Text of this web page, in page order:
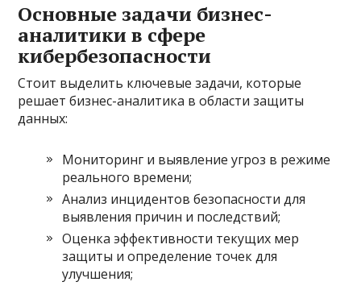
Основные задачи бизнес-
аналитики в сфере
кибербезопасности
Стоит выделить ключевые задачи, которые
решает бизнес-аналитика в области защиты
данных:
Мониторинг и выявление угроз в режиме
реального времени;
Анализ инцидентов безопасности для
выявления причин и последствий;
Оценка эффективности текущих мер
защиты и определение точек для
улучшения;